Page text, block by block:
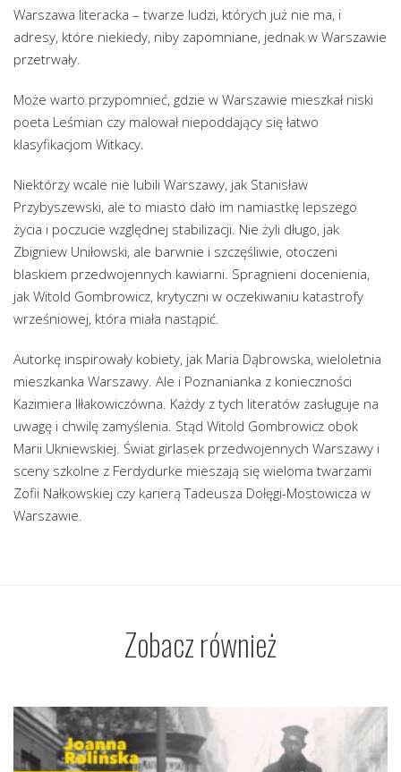
Warszawa literacka – twarze ludzi, których już nie ma, i
adresy, które niekiedy, niby zapomniane, jednak w Warszawie
przetrwały.
Może warto przypomnieć, gdzie w Warszawie mieszkał niski
poeta Leśmian czy malował niepoddający się łatwo
klasyfikacjom Witkacy.
Niektórzy wcale nie lubili Warszawy, jak Stanisław
Przybyszewski, ale to miasto dało im namiastkę lepszego
życia i poczucie względnej stabilizacji. Nie żyli długo, jak
Zbigniew Uniłowski, ale barwnie i szczęśliwie, otoczeni
blaskiem przedwojennych kawiarni. Spragnieni docenienia,
jak Witold Gombrowicz, krytyczni w oczekiwaniu katastrofy
wrześniowej, która miała nastąpić.
Autorkę inspirowały kobiety, jak Maria Dąbrowska, wieloletnia
mieszkanka Warszawy. Ale i Poznanianka z konieczności
Kazimiera Iłłakowiczówna. Każdy z tych literatów zasługuje na
uwagę i chwilę zamyślenia. Stąd Witold Gombrowicz obok
Marii Ukniewskiej. Świat girlasek przedwojennych Warszawy i
sceny szkolne z Ferdydurke mieszają się wieloma twarzami
Zofii Nałkowskiej czy karierą Tadeusza Dołęgi-Mostowicza w
Warszawie.
Zobacz również